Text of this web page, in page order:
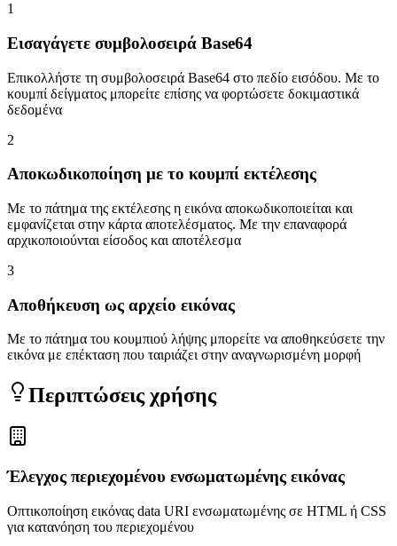
1
Εισαγάγετε συμβολοσειρά Base64
Επικολλήστε τη συμβολοσειρά Base64 στο πεδίο εισόδου. Με το
κουμπί δείγματος μπορείτε επίσης να φορτώσετε δοκιμαστικά
δεδομένα
2
Αποκωδικοποίηση με το κουμπί εκτέλεσης
Με το πάτημα της εκτέλεσης η εικόνα αποκωδικοποιείται και
εμφανίζεται στην κάρτα αποτελέσματος. Με την επαναφορά
αρχικοποιούνται είσοδος και αποτέλεσμα
3
Αποθήκευση ως αρχείο εικόνας
Με το πάτημα του κουμπιού λήψης μπορείτε να αποθηκεύσετε την
εικόνα με επέκταση που ταιριάζει στην αναγνωρισμένη μορφή
Περιπτώσεις χρήσης
Έλεγχος περιεχομένου ενσωματωμένης εικόνας
Οπτικοποίηση εικόνας data URI ενσωματωμένης σε HTML ή CSS
για κατανόηση του περιεχομένου